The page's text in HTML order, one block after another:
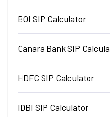
BOI SIP Calculator
Canara Bank SIP
HDFC SIP Calculator
IDBI SIP Calculator